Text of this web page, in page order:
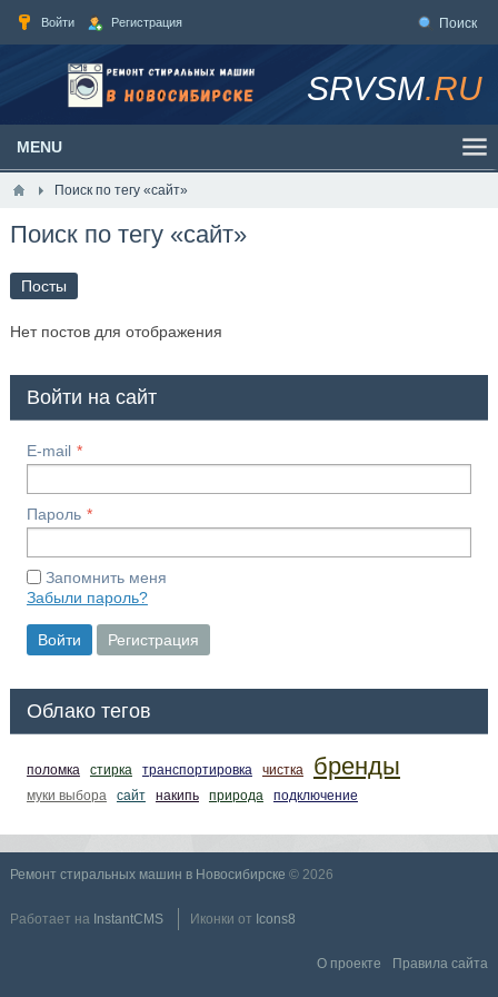
Войти Регистрация Поиск
SRVSM.RU
MENU
Поиск по тегу «сайт»
Поиск по тегу «сайт»
Посты
Нет постов для отображения
Войти на сайт
E-mail
Пароль
Запомнить меня
Забыли пароль?
Войти Регистрация
Облако тегов
поломка стирка транспортировка чистка бренды
муки выбора сайт накипь природа подключение
Ремонт стиральных машин в Новосибирске © 2026
Работает на InstantCMS Иконки от Icons8
О проекте Правила сайта